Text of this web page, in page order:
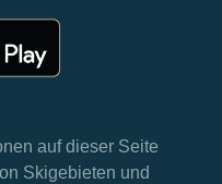
auf dieser Seite
Skigebieten und